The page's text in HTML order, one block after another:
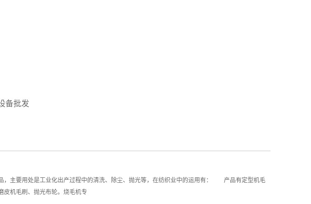
备批发
，主要用处是工业化出产过程中的清洗、除尘、抛光等，在纺织业中的运用有： 产品有定型机毛
皮机毛刷、抛光布轮。烧毛机专